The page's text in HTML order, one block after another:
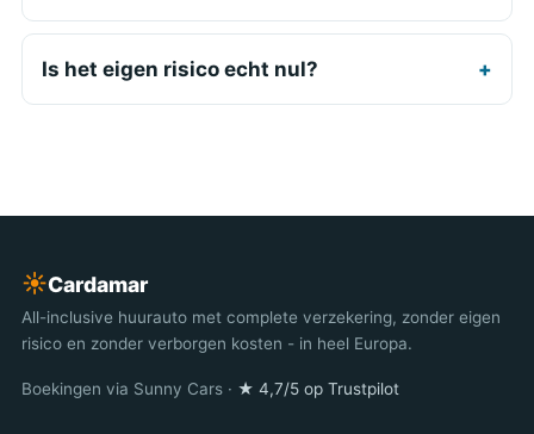
Is het eigen risico echt nul?
☀︎Cardamar
All-inclusive huurauto met complete verzekering, zonder eigen
risico en zonder verborgen kosten - in heel Europa.
Boekingen via Sunny Cars · ★ 4,7/5 op Trustpilot